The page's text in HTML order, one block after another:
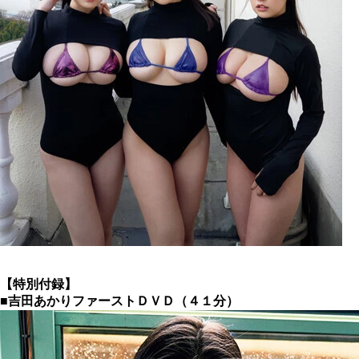
【特別付録】
■吉田あかりファーストＤＶＤ（４１分）